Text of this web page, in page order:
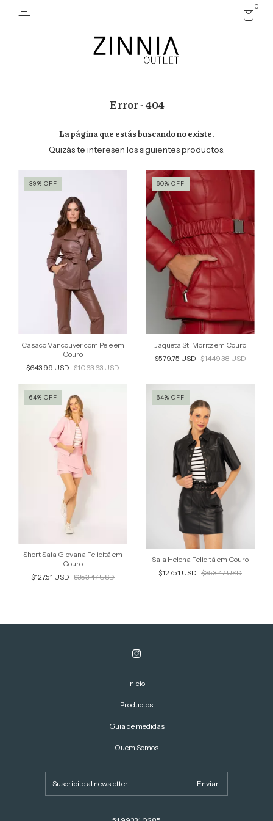
0
Error - 404
La página que estás buscando no existe.
Quizás te interesen los siguientes productos.
39% OFF
Casaco Vancouver com Pele em
Couro
$643.99 USD $1063.63 USD
60% OFF
Jaqueta St. Moritz em Couro
$579.75 USD $1449.38 USD
64% OFF
Short Saia Giovana Felicitá em
Couro
$127.51 USD $353.47 USD
64% OFF
Saia Helena Felicitá em Couro
$127.51 USD $353.47 USD
Inicio
Productos
Guia de medidas
Quem Somos